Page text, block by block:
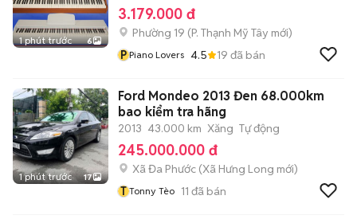
1 phút trước 6
3.179.000 đ
Phường 19 (P. Thạnh Mỹ Tây mới)
P Piano Lovers 4.5 19 đã bán
1 phút trước 17
Ford Mondeo 2013 Đen 68.000km
bao kiểm tra hãng
2013 43.000 km Xăng Tự động
245.000.000 đ
Xã Đa Phước (Xã Hưng Long mới)
T Tonny Tèo 11 đã bán